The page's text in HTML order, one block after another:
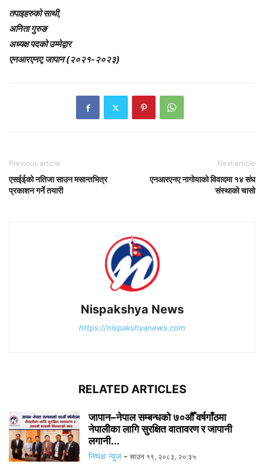
तपाइहरुको साथी,
अनिता गुरुङ
अध्यक्ष पदको उम्मेद्वार
एनआरएनए,जापान (२०२१-२०२३)
Previous article
एसईईको नतिजा साउन मसान्तभित्र
प्रकाशन गर्ने तयारी
Next article
एनआरएनए नागोयाको विवादमा १४ संघ
संस्थाको चासो
Nispakshya News
https://nispakshyanews.com
RELATED ARTICLES
जापान–नेपाल सम्बन्धको ७०औँ वर्षगाँठमा
नेपालीका लागि सुरक्षित वातावरण र जापानी
लगानी...
निष्पक्ष न्युज - साउन १९, २०८३, २०:३५